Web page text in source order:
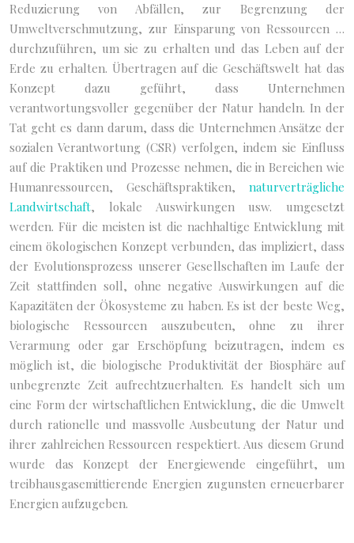
Reduzierung von Abfällen, zur Begrenzung der
Umweltverschmutzung, zur Einsparung von Ressourcen …
durchzuführen, um sie zu erhalten und das Leben auf der
Erde zu erhalten. Übertragen auf die Geschäftswelt hat das
Konzept dazu geführt, dass Unternehmen
verantwortungsvoller gegenüber der Natur handeln. In der
Tat geht es dann darum, dass die Unternehmen Ansätze der
sozialen Verantwortung (CSR) verfolgen, indem sie Einfluss
auf die Praktiken und Prozesse nehmen, die in Bereichen wie
Humanressourcen, Geschäftspraktiken, naturverträgliche
Landwirtschaft, lokale Auswirkungen usw. umgesetzt
werden. Für die meisten ist die nachhaltige Entwicklung mit
einem ökologischen Konzept verbunden, das impliziert, dass
der Evolutionsprozess unserer Gesellschaften im Laufe der
Zeit stattfinden soll, ohne negative Auswirkungen auf die
Kapazitäten der Ökosysteme zu haben. Es ist der beste Weg,
biologische Ressourcen auszubeuten, ohne zu ihrer
Verarmung oder gar Erschöpfung beizutragen, indem es
möglich ist, die biologische Produktivität der Biosphäre auf
unbegrenzte Zeit aufrechtzuerhalten. Es handelt sich um
eine Form der wirtschaftlichen Entwicklung, die die Umwelt
durch rationelle und massvolle Ausbeutung der Natur und
ihrer zahlreichen Ressourcen respektiert. Aus diesem Grund
wurde das Konzept der Energiewende eingeführt, um
treibhausgasemittierende Energien zugunsten erneuerbarer
Energien aufzugeben.